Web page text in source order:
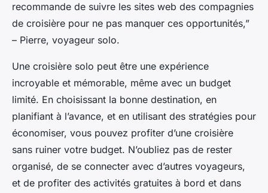
recommande de suivre les sites web des compagnies
de croisière pour ne pas manquer ces opportunités,”
– Pierre, voyageur solo.
Une croisière solo peut être une expérience
incroyable et mémorable, même avec un budget
limité. En choisissant la bonne destination, en
planifiant à l’avance, et en utilisant des stratégies pour
économiser, vous pouvez profiter d’une croisière
sans ruiner votre budget. N’oubliez pas de rester
organisé, de se connecter avec d’autres voyageurs,
et de profiter des activités gratuites à bord et dans